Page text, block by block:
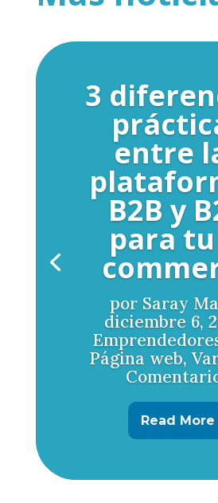
3
entre
B2B y
para tu
por Saray
diciembre 6,
Página web,
Read More